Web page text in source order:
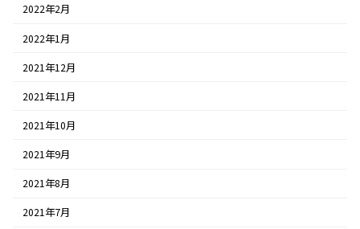
2022年2月
2022年1月
2021年12月
2021年11月
2021年10月
2021年9月
2021年8月
2021年7月